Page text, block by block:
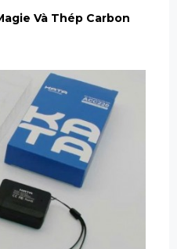
Và Thép Carbon